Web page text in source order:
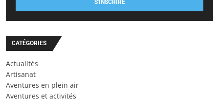
S'INSCRIRE
CATÉGORIES
Actualités
Artisanat
Aventures en plein air
Aventures et activités